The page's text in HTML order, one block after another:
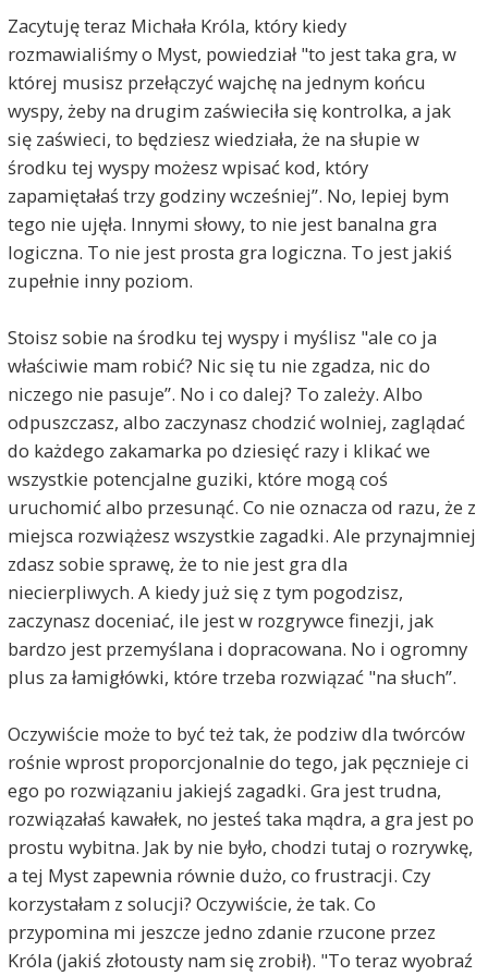
Zacytuję teraz Michała Króla, który kiedy
rozmawialiśmy o Myst, powiedział "to jest taka gra, w
której musisz przełączyć wajchę na jednym końcu
wyspy, żeby na drugim zaświeciła się kontrolka, a jak
się zaświeci, to będziesz wiedziała, że na słupie w
środku tej wyspy możesz wpisać kod, który
zapamiętałaś trzy godziny wcześniej”. No, lepiej bym
tego nie ujęła. Innymi słowy, to nie jest banalna gra
logiczna. To nie jest prosta gra logiczna. To jest jakiś
zupełnie inny poziom.
Stoisz sobie na środku tej wyspy i myślisz "ale co ja
właściwie mam robić? Nic się tu nie zgadza, nic do
niczego nie pasuje”. No i co dalej? To zależy. Albo
odpuszczasz, albo zaczynasz chodzić wolniej, zaglądać
do każdego zakamarka po dziesięć razy i klikać we
wszystkie potencjalne guziki, które mogą coś
uruchomić albo przesunąć. Co nie oznacza od razu, że z
miejsca rozwiążesz wszystkie zagadki. Ale przynajmniej
zdasz sobie sprawę, że to nie jest gra dla
niecierpliwych. A kiedy już się z tym pogodzisz,
zaczynasz doceniać, ile jest w rozgrywce finezji, jak
bardzo jest przemyślana i dopracowana. No i ogromny
plus za łamigłówki, które trzeba rozwiązać "na słuch”.
Oczywiście może to być też tak, że podziw dla twórców
rośnie wprost proporcjonalnie do tego, jak pęcznieje ci
ego po rozwiązaniu jakiejś zagadki. Gra jest trudna,
rozwiązałaś kawałek, no jesteś taka mądra, a gra jest po
prostu wybitna. Jak by nie było, chodzi tutaj o rozrywkę,
a tej Myst zapewnia równie dużo, co frustracji. Czy
korzystałam z solucji? Oczywiście, że tak. Co
przypomina mi jeszcze jedno zdanie rzucone przez
Króla (jakiś złotousty nam się zrobił). "To teraz wyobraź